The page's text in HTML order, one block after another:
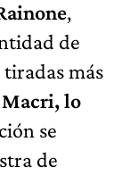
,
de
más
Macri, lo
se
de